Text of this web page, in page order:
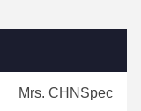
Mrs. CHNSpec